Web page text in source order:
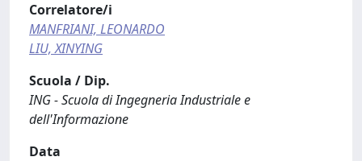
Correlatore/i
MANFRIANI, LEONARDO
LIU, XINYING
Scuola / Dip.
ING - Scuola di Ingegneria Industriale e
dell'Informazione
Data